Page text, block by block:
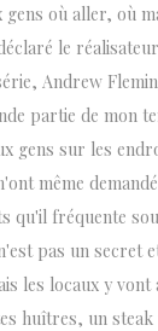
gens où aller, où
le
Andrew
partie de mon
gens sur les
même
qu'il fréquente
pas un secret
les locaux y vont
huîtres, un